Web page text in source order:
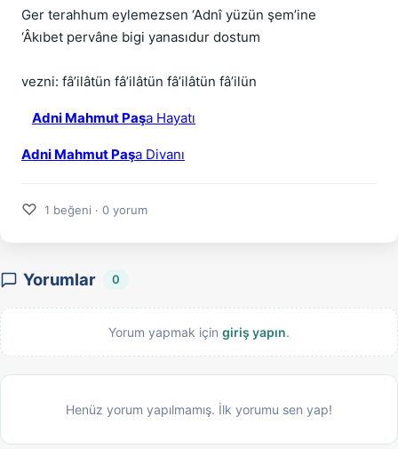
Ger terahhum eylemezsen ‘Adnî yüzün şem’ine
‘Âkıbet pervâne bigi yanasıdur dostum
vezni: fâ’ilâtün fâ’ilâtün fâ’ilâtün fâ’ilün
Adni Mahmut Paşa Hayatı
Adni Mahmut Paşa Divanı
♡ 1 beğeni · 0 yorum
Yorumlar 0
Yorum yapmak için giriş yapın.
Henüz yorum yapılmamış. İlk yorumu sen yap!